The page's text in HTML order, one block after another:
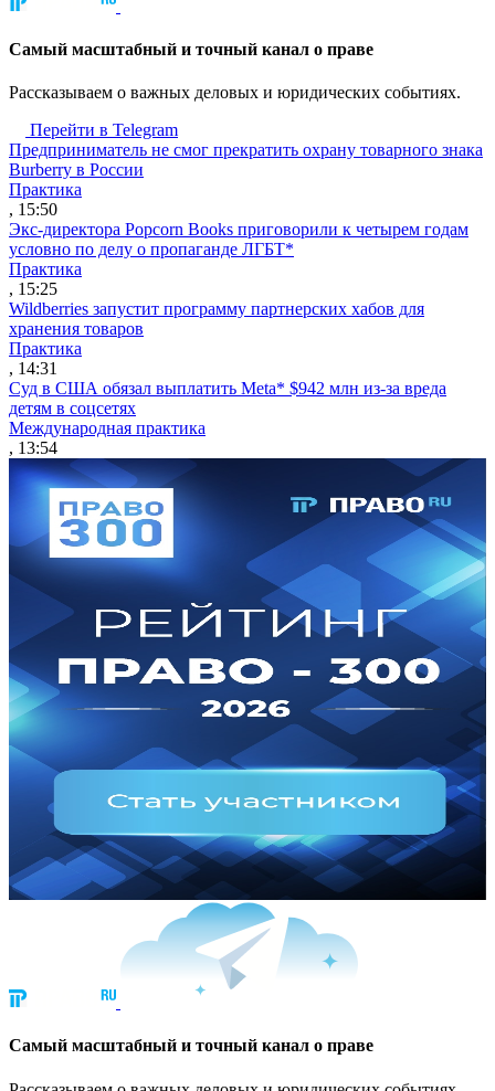
Cамый масштабный и точный канал о праве
Рассказываем о важных деловых и юридических событиях.
Перейти в Telegram
Предприниматель не смог прекратить охрану товарного знака
Burberry в России
Практика
, 15:50
Экс-директора Popcorn Books приговорили к четырем годам
условно по делу о пропаганде ЛГБТ*
Практика
, 15:25
Wildberries запустит программу партнерских хабов для
хранения товаров
Практика
, 14:31
Суд в США обязал выплатить Meta* $942 млн из-за вреда
детям в соцсетях
Международная практика
, 13:54
Cамый масштабный и точный канал о праве